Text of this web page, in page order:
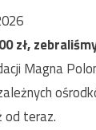
zł,
Magna
od teraz.